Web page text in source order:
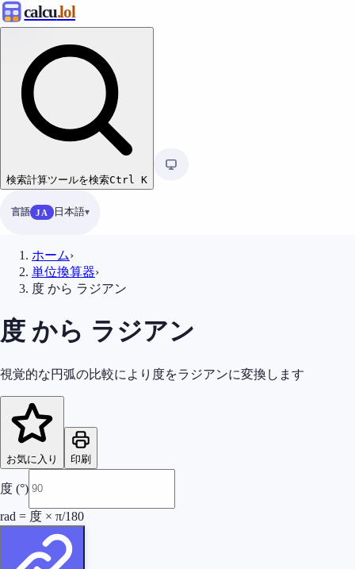
calcu.lol
検索計算ツールを検索Ctrl K
言語 JA 日本語
ホーム›
単位換算器›
度 から ラジアン
度 から ラジアン
視覚的な円弧の比較により度をラジアンに変換します
お気に入り 印刷
度 (°)
rad = 度 × π/180